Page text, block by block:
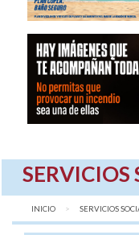
SERVICIOS
INICIO SERVICIOS